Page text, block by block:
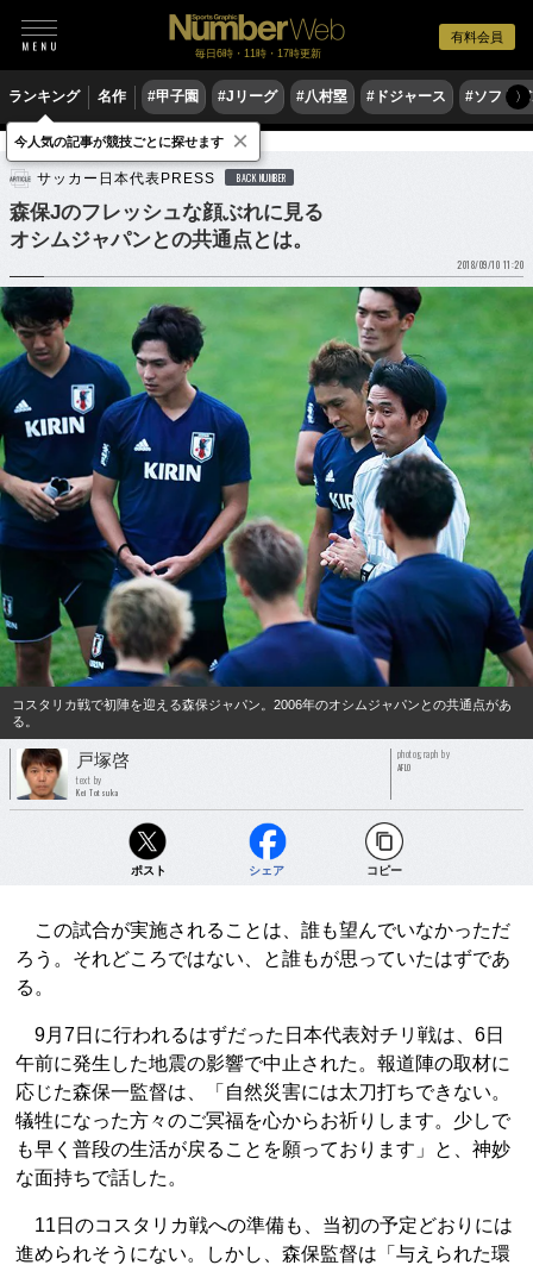
有料会員
毎日6時・11時・17時更新
ランキング 名作 #甲子園 #Jリーグ #八村塁 #ドジャース #ソフト〉
サッカー サッカー日本代表
サッカー日本代表PRESS BACK NUMBER
森保Jのフレッシュな顔ぶれに見る
オシムジャパンとの共通点とは。
2018/09/10 11:20
コスタリカ戦で初陣を迎える森保ジャパン。2006年のオシムジャパンとの共通点があ
る。
戸塚啓
text by
Kei Totsuka
photograph by
AFLO
ポスト シェア コピー
この試合が実施されることは、誰も望んでいなかっただ
ろう。それどころではない、と誰もが思っていたはずであ
る。
9月7日に行われるはずだった日本代表対チリ戦は、6日
午前に発生した地震の影響で中止された。報道陣の取材に
応じた森保一監督は、「自然災害には太刀打ちできない。
犠牲になった方々のご冥福を心からお祈りします。少しで
も早く普段の生活が戻ることを願っております」と、神妙
な面持ちで話した。
11日のコスタリカ戦への準備も、当初の予定どおりには
進められそうにない。しかし、森保監督は「与えられた環
今人気の記事が競技ごとに探せます ×